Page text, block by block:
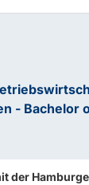
- Bachelor
der